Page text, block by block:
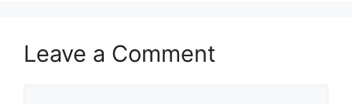
Leave a Comment